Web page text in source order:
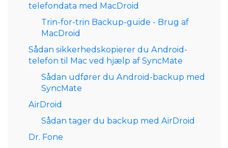
telefondata med MacDroid
Trin-for-trin Backup-guide - Brug af
MacDroid
Sådan sikkerhedskopierer du Android-
telefon til Mac ved hjælp af SyncMate
Sådan udfører du Android-backup med
SyncMate
AirDroid
Sådan tager du backup med AirDroid
Dr. Fone